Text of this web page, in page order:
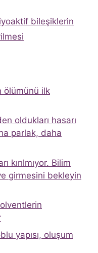
bileşiklerin
ölümünü ilk
oldukları hasarı
parlak, daha
kırılmıyor. Bilim
girmesini bekleyin
yapısı, oluşum